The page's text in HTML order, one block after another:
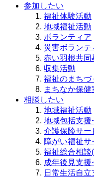
参加したい
福祉体験活動
地域福祉活動
ボランティア
災害ボランテ
赤い羽根共同
収集活動
福祉のまちづ
まちなか保健
相談したい
地域福祉活動
地域包括支援
介護保険サー
障がい福祉サ
福祉総合相談
成年後見支援
日常生活自立